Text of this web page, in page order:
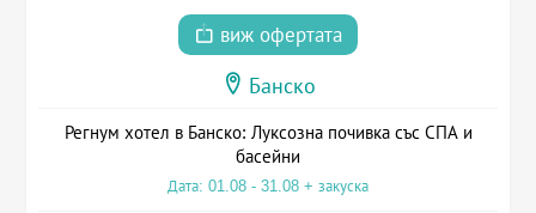
виж офертата
Банско
Регнум хотел в Банско: Луксозна почивка със СПА и
басейни
Дата: 01.08 - 31.08 + закуска